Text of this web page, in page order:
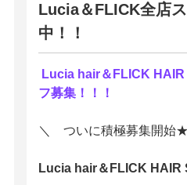
Lucia＆FLICK全店
中！！
Lucia hair＆FLICK
フ募集！！！
＼ ついに積極募集開始
Lucia hair＆FLICK HAIR